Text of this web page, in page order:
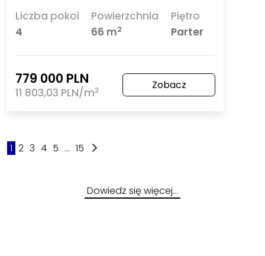
Liczba pokoi
4
Powierzchnia
66 m2
Piętro
Parter
779 000 PLN
11 803,03 PLN/m2 Zobacz
1 2 3 4 5 ... 15
Dowiedz się więcej…